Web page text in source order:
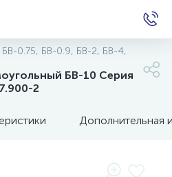
БВ-0.75, БВ-0.9, БВ-2, БВ-4,
БВ-10 Серия
2
Дополнительная